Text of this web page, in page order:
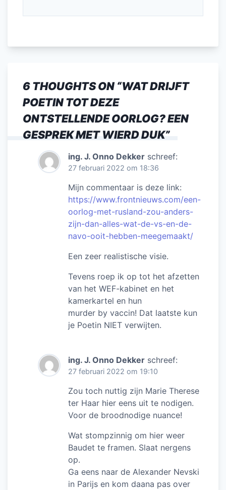
6 THOUGHTS ON “WAT DRIJFT
POETIN TOT DEZE
ONTSTELLENDE OORLOG? EEN
GESPREK MET WIERD DUK”
ing. J. Onno Dekker schreef:
27 februari 2022 om 18:36
Mijn commentaar is deze link:
https://www.frontnieuws.com/een-
oorlog-met-rusland-zou-anders-
zijn-dan-alles-wat-de-vs-en-de-
navo-ooit-hebben-meegemaakt/
Een zeer realistische visie.
Tevens roep ik op tot het afzetten
van het WEF-kabinet en het
kamerkartel en hun
murder by vaccin! Dat laatste kun
je Poetin NIET verwijten.
ing. J. Onno Dekker schreef:
27 februari 2022 om 19:10
Zou toch nuttig zijn Marie Therese
ter Haar hier eens uit te nodigen.
Voor de broodnodige nuance!
Wat stompzinnig om hier weer
Baudet te framen. Slaat nergens
op.
Ga eens naar de Alexander Nevski
in Parijs en kom daana pas over